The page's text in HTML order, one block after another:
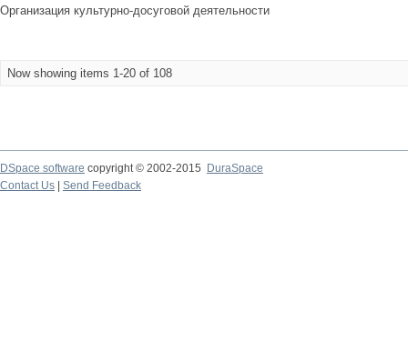
Организация культурно-досуговой деятельности
Now showing items 1-20 of 108
DSpace software copyright © 2002-2015
DuraSpace
Contact Us
Send Feedback